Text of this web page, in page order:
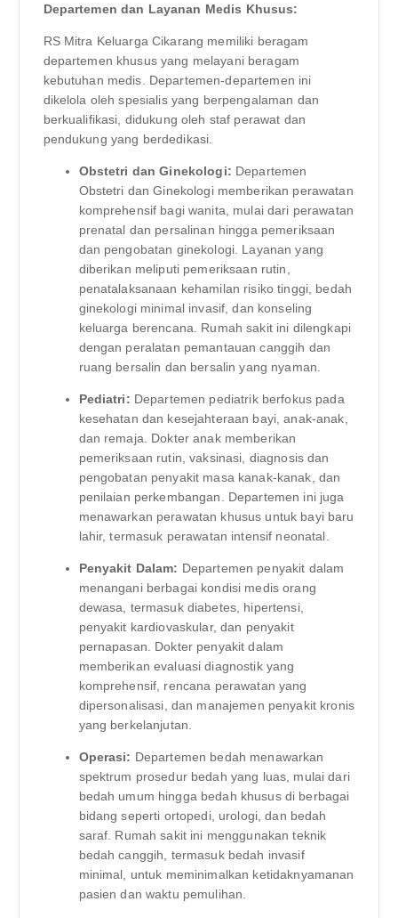
Departemen dan Layanan Medis Khusus:
RS Mitra Keluarga Cikarang memiliki beragam
departemen khusus yang melayani beragam
kebutuhan medis. Departemen-departemen ini
dikelola oleh spesialis yang berpengalaman dan
berkualifikasi, didukung oleh staf perawat dan
pendukung yang berdedikasi.
Obstetri dan Ginekologi: Departemen
Obstetri dan Ginekologi memberikan perawatan
komprehensif bagi wanita, mulai dari perawatan
prenatal dan persalinan hingga pemeriksaan
dan pengobatan ginekologi. Layanan yang
diberikan meliputi pemeriksaan rutin,
penatalaksanaan kehamilan risiko tinggi, bedah
ginekologi minimal invasif, dan konseling
keluarga berencana. Rumah sakit ini dilengkapi
dengan peralatan pemantauan canggih dan
ruang bersalin dan bersalin yang nyaman.
Pediatri: Departemen pediatrik berfokus pada
kesehatan dan kesejahteraan bayi, anak-anak,
dan remaja. Dokter anak memberikan
pemeriksaan rutin, vaksinasi, diagnosis dan
pengobatan penyakit masa kanak-kanak, dan
penilaian perkembangan. Departemen ini juga
menawarkan perawatan khusus untuk bayi baru
lahir, termasuk perawatan intensif neonatal.
Penyakit Dalam: Departemen penyakit dalam
menangani berbagai kondisi medis orang
dewasa, termasuk diabetes, hipertensi,
penyakit kardiovaskular, dan penyakit
pernapasan. Dokter penyakit dalam
memberikan evaluasi diagnostik yang
komprehensif, rencana perawatan yang
dipersonalisasi, dan manajemen penyakit kronis
yang berkelanjutan.
Operasi: Departemen bedah menawarkan
spektrum prosedur bedah yang luas, mulai dari
bedah umum hingga bedah khusus di berbagai
bidang seperti ortopedi, urologi, dan bedah
saraf. Rumah sakit ini menggunakan teknik
bedah canggih, termasuk bedah invasif
minimal, untuk meminimalkan ketidaknyamanan
pasien dan waktu pemulihan.